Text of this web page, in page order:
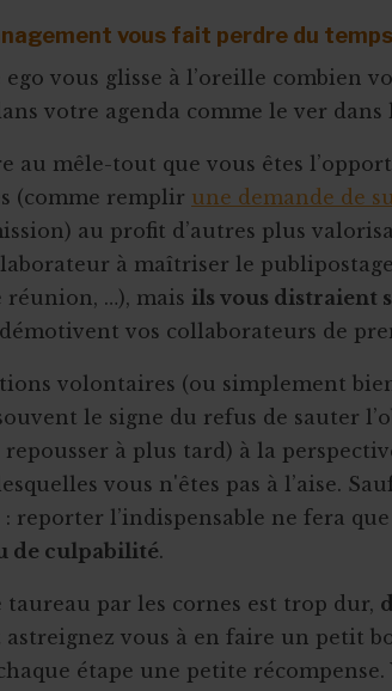
vous fait perdre du
vous glisse à l’oreille combien
votre agenda comme le ver dans
au mêle-tout que vous êtes
(comme remplir une demande de
au profit d’autres plus
à maîtriser le
réunion, …), mais ils vous distraient
vos collaborateurs de
volontaires (ou simplement
le signe du refus de sauter
à plus tard) à la
vous n'êtes pas à l’aise.
: reporter l’indispensable ne fera que
de culpabilité.
taureau par les cornes est trop dur,
astreignez vous à en faire un petit
étape une petite